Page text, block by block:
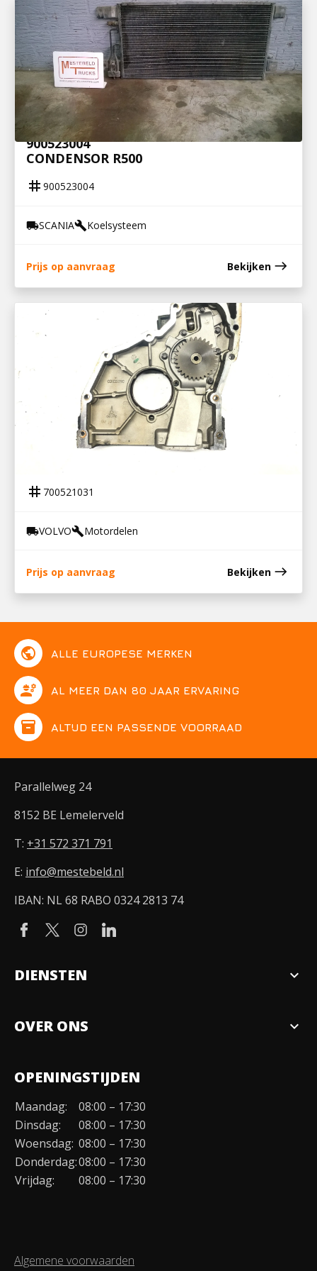
900523004
CONDENSOR R500
tag 900523004
local_shippingSCANIAbuildKoelsysteem
Prijs op aanvraag Bekijken east
700521031
tag 700521031
local_shippingVOLVObuildMotordelen
Prijs op aanvraag Bekijken east
public ALLE EUROPESE MERKEN
engineering AL MEER DAN 80 JAAR ERVARING
inventory ALTIJD EEN PASSENDE VOORRAAD
Parallelweg 24
8152 BE Lemelerveld
T: +31 572 371 791
E: info@mestebeld.nl
IBAN: NL 68 RABO 0324 2813 74
DIENSTEN expand_more
OVER ONS expand_more
Organisatie
Duurzaamheid
Werken bij
Contact
OPENINGSTIJDEN
Maandag:
08:00 – 17:30
Dinsdag:
08:00 – 17:30
Woensdag: 08:00 – 17:30
Donderdag:08:00 – 17:30
Vrijdag:
08:00 – 17:30
Algemene voorwaarden